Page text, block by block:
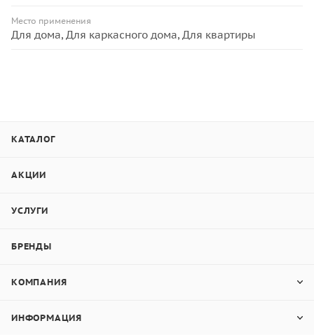
Место применения
Для дома, Для каркасного дома, Для квартиры
КАТАЛОГ
АКЦИИ
УСЛУГИ
БРЕНДЫ
КОМПАНИЯ
ИНФОРМАЦИЯ